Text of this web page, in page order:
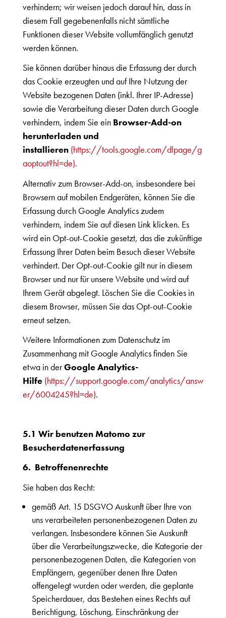
verhindern; wir weisen jedoch darauf hin, dass in
diesem Fall gegebenenfalls nicht sämtliche
Funktionen dieser Website vollumfänglich genutzt
werden können.
Sie können darüber hinaus die Erfassung der durch
das Cookie erzeugten und auf Ihre Nutzung der
Website bezogenen Daten (inkl. Ihrer IP-Adresse)
sowie die Verarbeitung dieser Daten durch Google
verhindern, indem Sie ein Browser-Add-on
herunterladen und
installieren (https://tools.google.com/dlpage/g
aoptout?hl=de).
Alternativ zum Browser-Add-on, insbesondere bei
Browsern auf mobilen Endgeräten, können Sie die
Erfassung durch Google Analytics zudem
verhindern, indem Sie auf diesen Link klicken. Es
wird ein Opt-out-Cookie gesetzt, das die zukünftige
Erfassung Ihrer Daten beim Besuch dieser Website
verhindert. Der Opt-out-Cookie gilt nur in diesem
Browser und nur für unsere Website und wird auf
Ihrem Gerät abgelegt. Löschen Sie die Cookies in
diesem Browser, müssen Sie das Opt-out-Cookie
erneut setzen.
Weitere Informationen zum Datenschutz im
Zusammenhang mit Google Analytics finden Sie
etwa in derGoogle Analytics-
Hilfe (https://support.google.com/analytics/answ
er/6004245?hl=de).
5.1 Wir benutzen Matomo zur
Besucherdatenerfassung
6. Betroffenenrechte
Sie haben das Recht:
gemäß Art. 15 DSGVO Auskunft über Ihre von
uns verarbeiteten personenbezogenen Daten zu
verlangen. Insbesondere können Sie Auskunft
über die Verarbeitungszwecke, die Kategorie der
personenbezogenen Daten, die Kategorien von
Empfängern, gegenüber denen Ihre Daten
offengelegt wurden oder werden, die geplante
Speicherdauer, das Bestehen eines Rechts auf
Berichtigung, Löschung, Einschränkung der